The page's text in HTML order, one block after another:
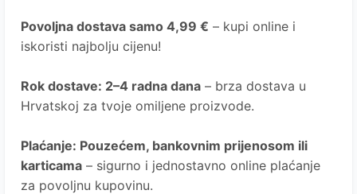
Povoljna dostava samo 4,99 € – kupi online i
iskoristi najbolju cijenu!
Rok dostave: 2–4 radna dana – brza dostava u
Hrvatskoj za tvoje omiljene proizvode.
Plaćanje: Pouzećem, bankovnim prijenosom ili
karticama – sigurno i jednostavno online plaćanje
za povoljnu kupovinu.